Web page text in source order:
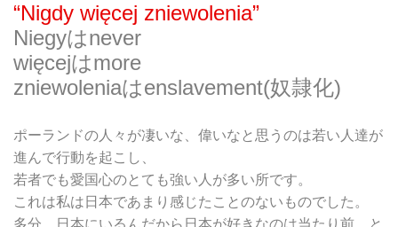
“Nigdy więcej zniewolenia”
Niegyはnever
więcejはmore
zniewoleniaはenslavement(奴隷化)
ポーランドの人々が凄いな、偉いなと思うのは若い人達が
進んで行動を起こし、
若者でも愛国心のとても強い人が多い所です。
これは私は日本であまり感じたことのないものでした。